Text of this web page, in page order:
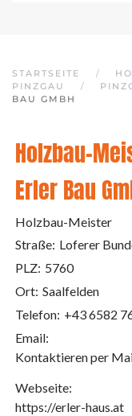
STARTSEITE
PINZGAU
BAU GMBH
Holzbau-
Erler Bau
Holzbau-Meister
Straße: Loferer
PLZ: 5760
Ort: Saalfelden
Telefon: +43 6582
Email:
Kontaktieren per
Webseite:
https://erler-haus.at